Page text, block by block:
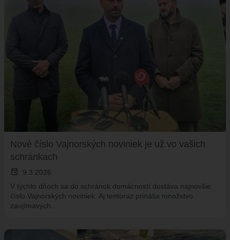
Nové číslo Vajnorských noviniek je už vo vašich
schránkach
event
9.3.2026
V týchto dňoch sa do schránok domácností dostáva najnovšie
číslo Vajnorských noviniek. Aj tentoraz prináša množstvo
zaujímavých…